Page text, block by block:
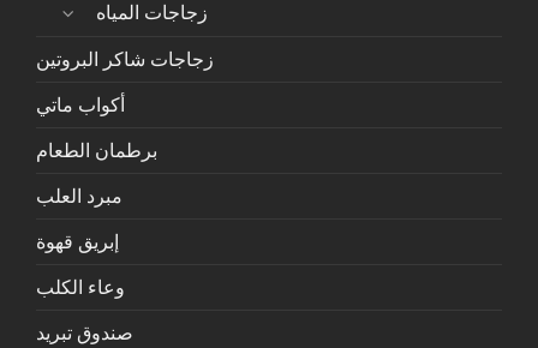
زجاجات المياه
زجاجات شاكر البروتين
أكواب ماتي
برطمان الطعام
مبرد العلب
إبريق قهوة
وعاء الكلب
صندوق تبريد